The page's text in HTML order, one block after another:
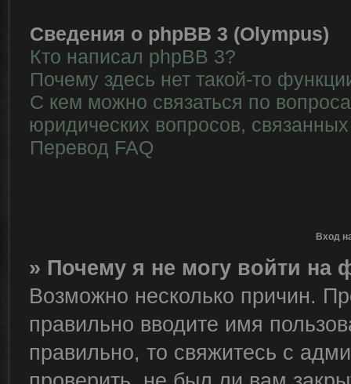
Сведения о phpBB 3 (Olympus)
Кто написал phpBB 3?
Почему здесь нет такой-то
С кем можно связаться по
юридических вопросов,
Перевод FAQ
Вход
» Почему я не могу войти на
Возможно несколько причин.
правильно вводите имя
правильно, то свяжитесь с